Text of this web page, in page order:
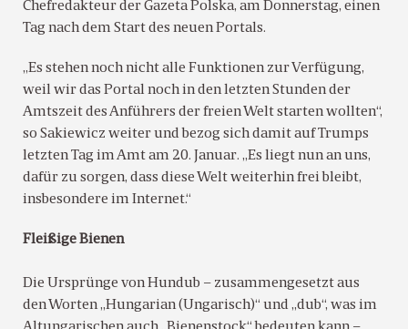
Chefredakteur der Gazeta Polska, am Donnerstag, einen
Tag nach dem Start des neuen Portals.
„Es stehen noch nicht alle Funktionen zur Verfügung,
weil wir das Portal noch in den letzten Stunden der
Amtszeit des Anführers der freien Welt starten wollten“,
so Sakiewicz weiter und bezog sich damit auf Trumps
letzten Tag im Amt am 20. Januar. „Es liegt nun an uns,
dafür zu sorgen, dass diese Welt weiterhin frei bleibt,
insbesondere im Internet.“
Fleißige Bienen
Die Ursprünge von Hundub – zusammengesetzt aus
den Worten „Hungarian (Ungarisch)“ und „dub“, was im